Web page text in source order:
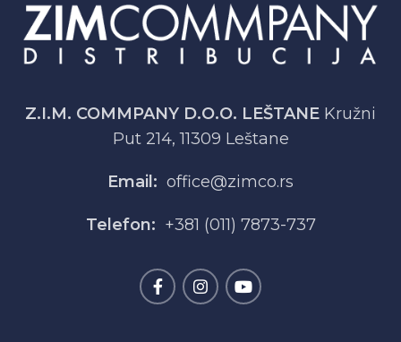
Z.I.M. COMMPANY D.O.O. LEŠTANE Kružni
Put 214, 11309 Leštane
Email: office@zimco.rs
Telefon: +381 (011) 7873-737